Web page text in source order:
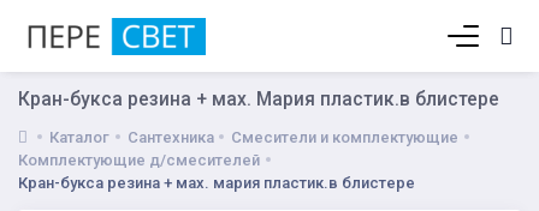
Кран-букса резина + мах. Мария пластик.в блистере
Каталог Сантехника
Смесители и комплектующие
Комплектующие д/смесителей
Кран-букса резина + мах. мария пластик.в блистере